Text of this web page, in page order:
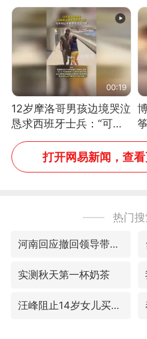
燃香烟 当事人：已报警
处理
00:19
12岁摩洛哥男孩边境哭泣
恳求西班牙士兵：“可不
可以不要把我遣返回国”
打开网易新闻，查
热门搜
河南回应撤回领导带薪错峰休假通知
实测秋天第一杯奶茶
汪峰阻止14岁女儿买大牌